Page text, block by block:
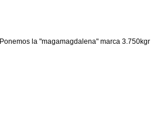
Ponemos la "magamagdalena" marca 3.750kgr